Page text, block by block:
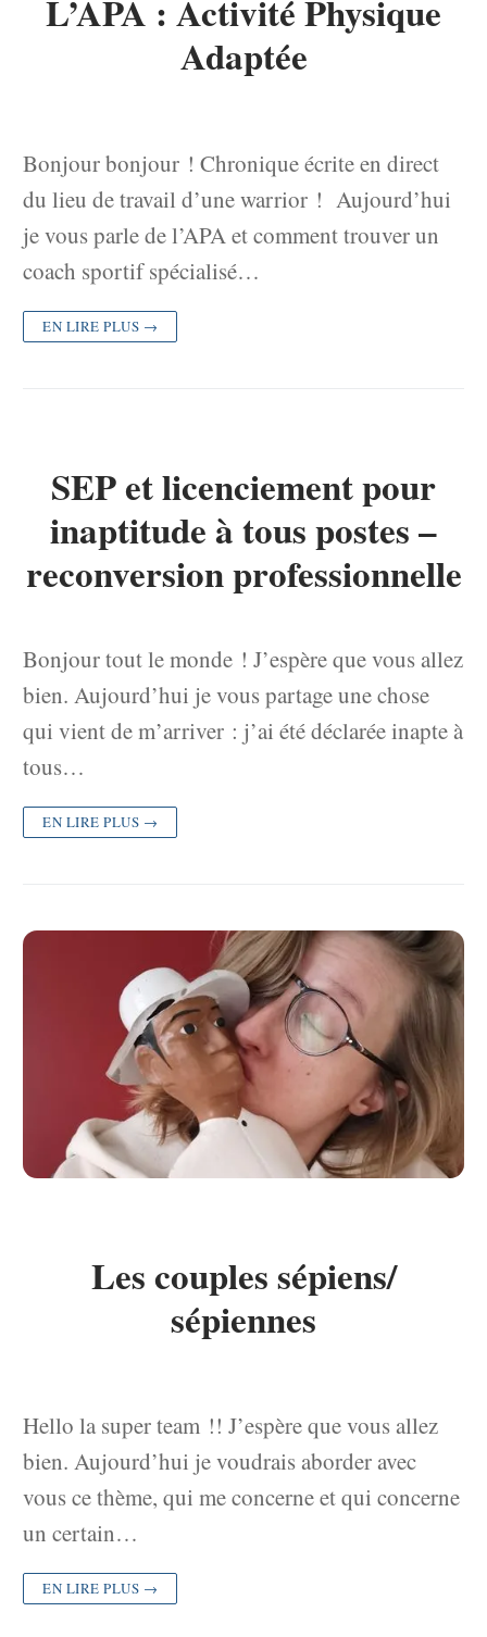
L’APA : Activité Physique
Adaptée
Bonjour bonjour ! Chronique écrite en direct
du lieu de travail d’une warrior ! Aujourd’hui
je vous parle de l’APA et comment trouver un
coach sportif spécialisé…
EN LIRE PLUS →
SEP et licenciement pour
inaptitude à tous postes –
reconversion professionnelle
Bonjour tout le monde ! J’espère que vous allez
bien. Aujourd’hui je vous partage une chose
qui vient de m’arriver : j’ai été déclarée inapte à
tous…
EN LIRE PLUS →
Les couples sépiens/
sépiennes
Hello la super team !! J’espère que vous allez
bien. Aujourd’hui je voudrais aborder avec
vous ce thème, qui me concerne et qui concerne
un certain…
EN LIRE PLUS →